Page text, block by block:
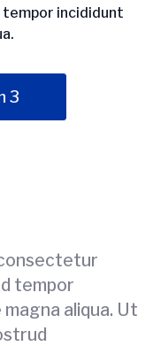
tempor incididunt
3
tempor
aliqua. Ut